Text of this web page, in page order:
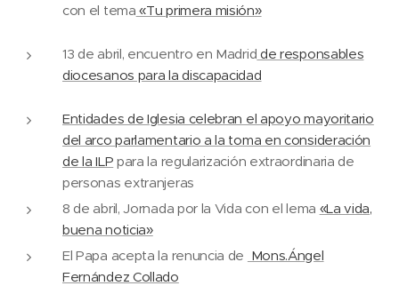
con el tema «Tu primera misión»
13 de abril, encuentro en Madrid de responsables
diocesanos para la discapacidad
Entidades de Iglesia celebran el apoyo mayoritario
del arco parlamentario a la toma en consideración
de la ILP para la regularización extraordinaria de
personas extranjeras
8 de abril, Jornada por la Vida con el lema «La vida,
buena noticia»
El Papa acepta la renuncia de Mons.Ángel
Fernández Collado